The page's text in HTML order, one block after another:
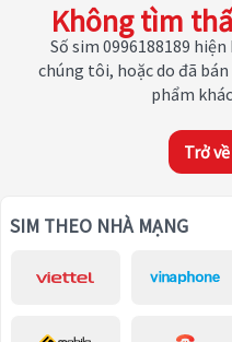
Không tìm
Số sim 0996188189
chúng tôi, hoặc do đã
phẩm
Trở
SIM THEO NHÀ MẠNG